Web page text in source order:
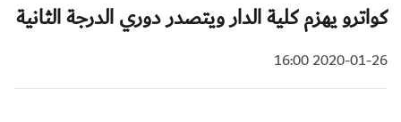
كواترو يهزم كلية الدار ويتصدر دوري الدرجة الثانية
2020-01-26 16:00